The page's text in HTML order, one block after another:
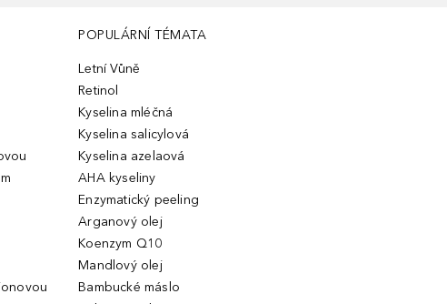
POPULÁRNÍ TÉMATA
Letní Vůně
Retinol
Kyselina mléčná
Kyselina salicylová
Kyselina azelaová
AHA kyseliny
Enzymatický peeling
Arganový olej
Koenzym Q10
Mandlový olej
Bambucké máslo